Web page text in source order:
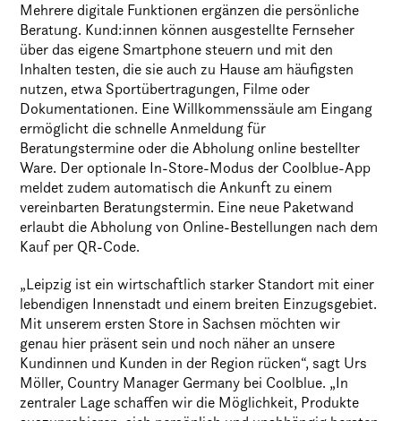
Mehrere digitale Funktionen ergänzen die persönliche
Beratung. Kund:innen können ausgestellte Fernseher
über das eigene Smartphone steuern und mit den
Inhalten testen, die sie auch zu Hause am häufigsten
nutzen, etwa Sportübertragungen, Filme oder
Dokumentationen. Eine Willkommenssäule am Eingang
ermöglicht die schnelle Anmeldung für
Beratungstermine oder die Abholung online bestellter
Ware. Der optionale In-Store-Modus der Coolblue-App
meldet zudem automatisch die Ankunft zu einem
vereinbarten Beratungstermin. Eine neue Paketwand
erlaubt die Abholung von Online-Bestellungen nach dem
Kauf per QR-Code.
„Leipzig ist ein wirtschaftlich starker Standort mit einer
lebendigen Innenstadt und einem breiten Einzugsgebiet.
Mit unserem ersten Store in Sachsen möchten wir
genau hier präsent sein und noch näher an unsere
Kundinnen und Kunden in der Region rücken“, sagt Urs
Möller, Country Manager Germany bei Coolblue. „In
zentraler Lage schaffen wir die Möglichkeit, Produkte